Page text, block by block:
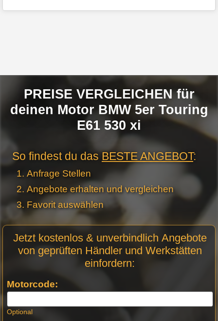
PREISE VERGLEICHEN für
deinen Motor BMW 5er Touring
E61 530 xi
So findest du dasBESTE ANGEBOT:
Anfrage Stellen
Angebote erhalten und vergleichen
Favorit auswählen
Anfrage
Stellen -
Jetzt kostenlos & unverbindlich Angebote
von geprüften Händler und Werkstätten
einfordern:
Motorcode:
Optional